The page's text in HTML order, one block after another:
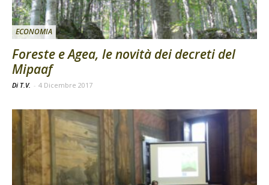
ECONOMIA
Foreste e Agea, le novità dei decreti del
Mipaaf
Di T.V. - 4 Dicembre 2017